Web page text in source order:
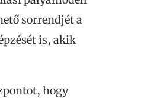
sorrendjét a
is, akik
hogy